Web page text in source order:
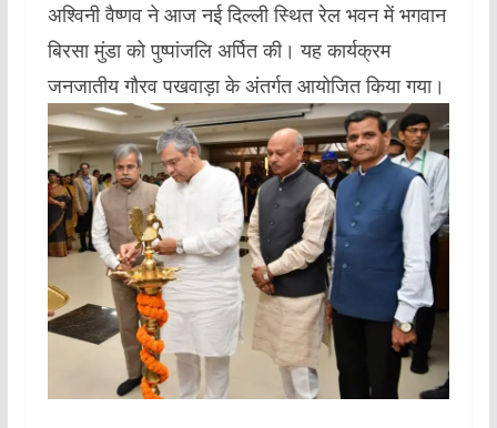
अश्विनी वैष्णव ने आज नई दिल्ली स्थित रेल भवन में भगवान
बिरसा मुंडा को पुष्पांजलि अर्पित की। यह कार्यक्रम
जनजातीय गौरव पखवाड़ा के अंतर्गत आयोजित किया गया।